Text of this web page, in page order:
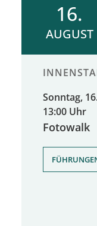
16.
AUGUST
Sonntag,
13:00 Uhr
Fotowalk